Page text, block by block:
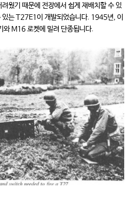
웠기 때문에 전장에서 쉽게 재배치할 수 있
있는 T27E1이 개발되었습니다. 1945년, 이
와 M16 로켓에 밀려 단종됩니다.